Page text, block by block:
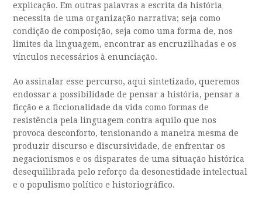
explicação. Em outras palavras a escrita da história
necessita de uma organização narrativa; seja como
condição de composição, seja como uma forma de, nos
limites da linguagem, encontrar as encruzilhadas e os
vínculos necessários à enunciação.
Ao assinalar esse percurso, aqui sintetizado, queremos
endossar a possibilidade de pensar a história, pensar a
ficção e a ficcionalidade da vida como formas de
resistência pela linguagem contra aquilo que nos
provoca desconforto, tensionando a maneira mesma de
produzir discurso e discursividade, de enfrentar os
negacionismos e os disparates de uma situação histórica
desequilibrada pelo reforço da desonestidade intelectual
e o populismo político e historiográfico.